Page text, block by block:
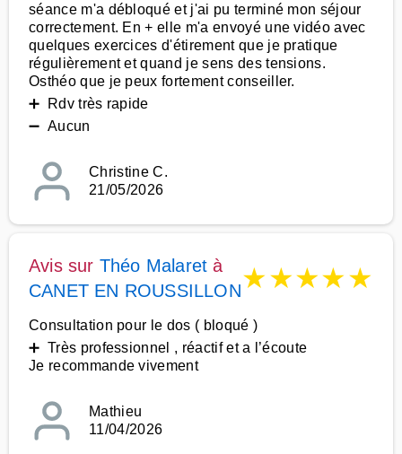
séance m'a débloqué et j'ai pu terminé mon séjour
correctement. En + elle m'a envoyé une vidéo avec
quelques exercices d'étirement que je pratique
régulièrement et quand je sens des tensions.
Osthéo que je peux fortement conseiller.
➕ Rdv très rapide
➖ Aucun
Christine C.
21/05/2026
Avis sur Théo Malaret à
CANET EN ROUSSILLON★★★★★
Consultation pour le dos ( bloqué )
➕ Très professionnel , réactif et a l’écoute
Je recommande vivement
Mathieu
11/04/2026